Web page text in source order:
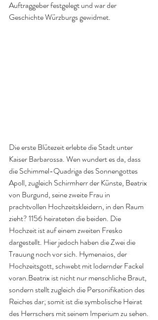
Auftraggeber festgelegt und war der
Geschichte Würzburgs gewidmet.
Die erste Blütezeit erlebte die Stadt unter
Kaiser Barbarossa. Wen wundert es da, dass
die Schimmel-Quadriga des Sonnengottes
Apoll, zugleich Schirmherr der Künste, Beatrix
von Burgund, seine zweite Frau in
prachtvollen Hochzeitskleidern, in den Raum
zieht? 1156 heirateten die beiden. Die
Hochzeit ist auf einem zweiten Fresko
dargestellt. Hier jedoch haben die Zwei die
Trauung noch vor sich. Hymenaios, der
Hochzeitsgott, schwebt mit lodernder Fackel
voran.Beatrix ist nicht nur menschliche Braut,
sondern stellt zugleich die Personifikation des
Reiches dar; somit ist die symbolische Heirat
des Herrschers mit seinem Imperium zu sehen.